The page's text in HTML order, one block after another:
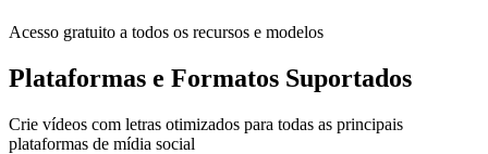
Acesso gratuito a todos os recursos e modelos
Plataformas e Formatos Suportados
Crie vídeos com letras otimizados para todas as principais
plataformas de mídia social